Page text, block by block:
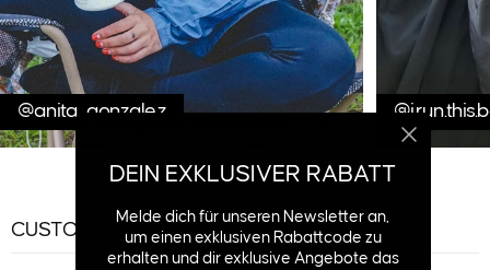
@anita_gonzale.z
CUSTOMER REVIEWS
DEIN EXKLUSIVER RABATT
Melde dich für unseren Newsletter an,
um einen exklusiven Rabattcode zu
erhalten und dir exklusive Angebote das